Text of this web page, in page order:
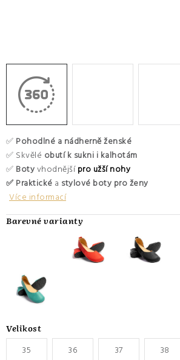
✅ Pohodlné a nádherně ženské
✅ Skvělé obutí k sukni i kalhotám
✅ Boty vhodnějšípro užší nohy
✅ Praktické a stylové boty pro ženy
Více informací
Velikost
35
36 37 38